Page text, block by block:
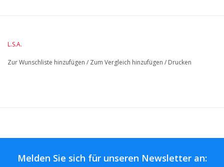
L.S.A.
Zur Wunschliste hinzufügen / Zum Vergleich hinzufügen / Drucken
Melden Sie sich für unseren Newsletter an: